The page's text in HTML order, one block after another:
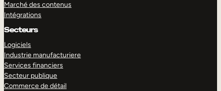
Marché des contenus
Intégrations
Secteurs
Logiciels
Industrie manufacturiere
Services financiers
Secteur publique
Commerce de détail